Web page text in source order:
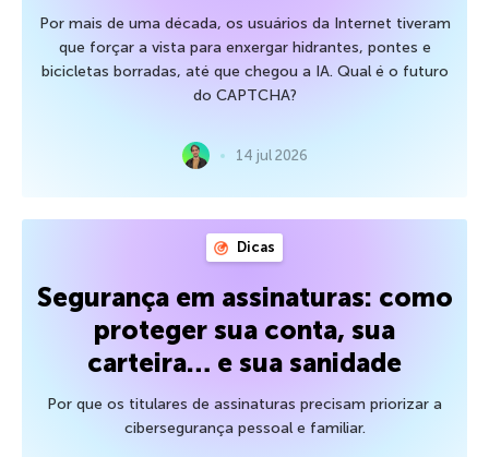
Por mais de uma década, os usuários da Internet tiveram
que forçar a vista para enxergar hidrantes, pontes e
bicicletas borradas, até que chegou a IA. Qual é o futuro
do CAPTCHA?
14 jul 2026
Dicas
Segurança em assinaturas: como
proteger sua conta, sua
carteira… e sua sanidade
Por que os titulares de assinaturas precisam priorizar a
cibersegurança pessoal e familiar.